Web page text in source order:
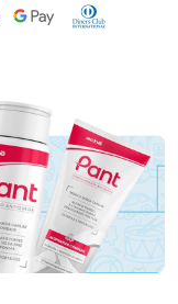
Google PayDiners Club